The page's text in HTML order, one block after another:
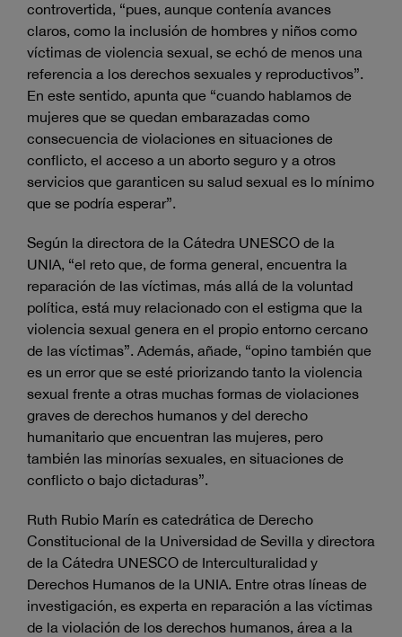
controvertida, “pues, aunque contenía avances
claros, como la inclusión de hombres y niños como
víctimas de violencia sexual, se echó de menos una
referencia a los derechos sexuales y reproductivos”.
En este sentido, apunta que “cuando hablamos de
mujeres que se quedan embarazadas como
consecuencia de violaciones en situaciones de
conflicto, el acceso a un aborto seguro y a otros
servicios que garanticen su salud sexual es lo mínimo
que se podría esperar”.
Según la directora de la Cátedra UNESCO de la
UNIA, “el reto que, de forma general, encuentra la
reparación de las víctimas, más allá de la voluntad
política, está muy relacionado con el estigma que la
violencia sexual genera en el propio entorno cercano
de las víctimas”. Además, añade, “opino también que
es un error que se esté priorizando tanto la violencia
sexual frente a otras muchas formas de violaciones
graves de derechos humanos y del derecho
humanitario que encuentran las mujeres, pero
también las minorías sexuales, en situaciones de
conflicto o bajo dictaduras”.
Ruth Rubio Marín es catedrática de Derecho
Constitucional de la Universidad de Sevilla y directora
de la Cátedra UNESCO de Interculturalidad y
Derechos Humanos de la UNIA. Entre otras líneas de
investigación, es experta en reparación a las víctimas
de la violación de los derechos humanos, área a la